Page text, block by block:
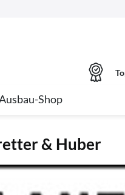
Shop
& Huber